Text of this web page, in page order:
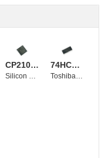
CP2102-GMR 74HC4053D